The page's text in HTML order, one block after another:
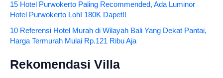
15 Hotel Purwokerto Paling Recommended, Ada Luminor
Hotel Purwokerto Loh! 180K Dapet!!
10 Referensi Hotel Murah di Wilayah Bali Yang Dekat Pantai,
Harga Termurah Mulai Rp.121 Ribu Aja
Rekomendasi Villa